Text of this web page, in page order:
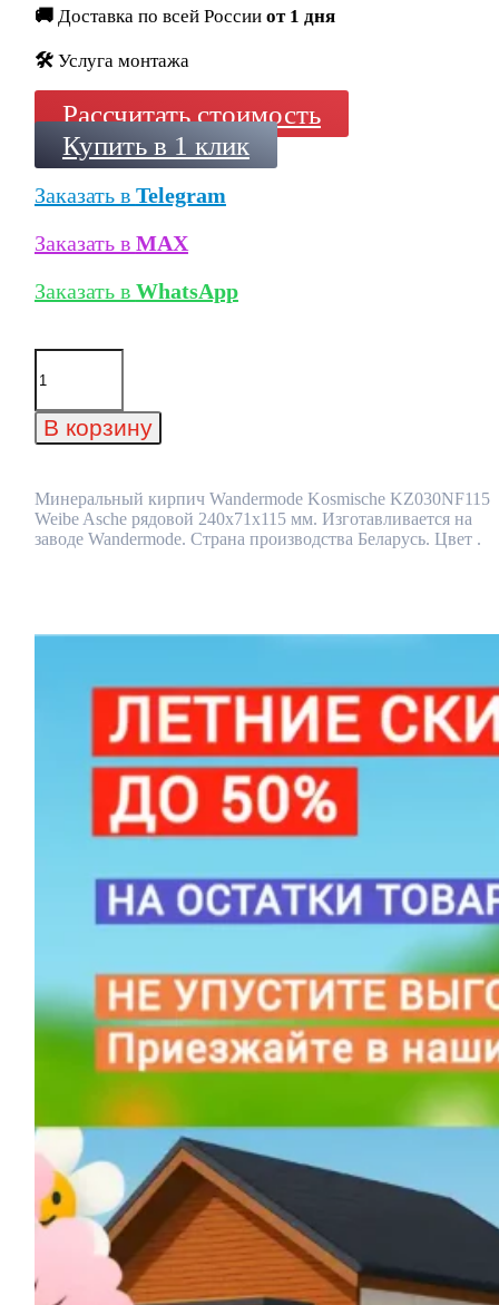
🚚 Доставка по всей России от 1 дня
🛠️ Услуга монтажа
Рассчитать стоимость
Купить в 1 клик
Заказать в Telegram
Заказать в MAX
Заказать в WhatsApp
Количество
товара
кирпич
Wandermode
Weibe
Asche
рядовой
В корзину
Минеральный кирпич Wandermode Kosmische KZ030NF115
Weibe Asche рядовой 240x71x115 мм. Изготавливается на
заводе Wandermode. Страна производства Беларусь. Цвет .